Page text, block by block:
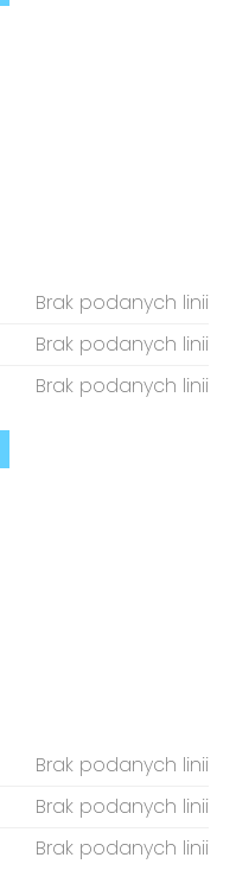
Brak podanych linii
Brak podanych linii
Brak podanych linii
Brak podanych linii
Brak podanych linii
Brak podanych linii